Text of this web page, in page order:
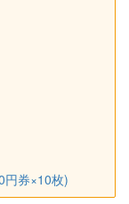
円券×10枚)